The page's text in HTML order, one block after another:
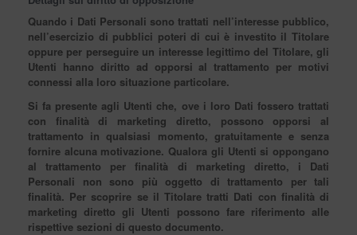
Quando i Dati Personali sono trattati nell’interesse pubblico,
nell’esercizio di pubblici poteri di cui è investito il Titolare
oppure per perseguire un interesse legittimo del Titolare, gli
Utenti hanno diritto ad opporsi al trattamento per motivi
connessi alla loro situazione particolare.
Si fa presente agli Utenti che, ove i loro Dati fossero trattati
con finalità di marketing diretto, possono opporsi al
trattamento in qualsiasi momento, gratuitamente e senza
fornire alcuna motivazione. Qualora gli Utenti si oppongano
al trattamento per finalità di marketing diretto, i Dati
Personali non sono più oggetto di trattamento per tali
finalità. Per scoprire se il Titolare tratti Dati con finalità di
marketing diretto gli Utenti possono fare riferimento alle
rispettive sezioni di questo documento.